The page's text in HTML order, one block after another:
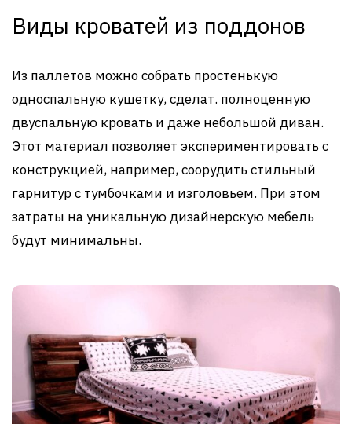
Виды кроватей из поддонов
Из паллетов можно собрать простенькую
односпальную кушетку, сделат. полноценную
двуспальную кровать и даже небольшой диван.
Этот материал позволяет экспериментировать с
конструкцией, например, соорудить стильный
гарнитур с тумбочками и изголовьем. При этом
затраты на уникальную дизайнерскую мебель
будут минимальны.